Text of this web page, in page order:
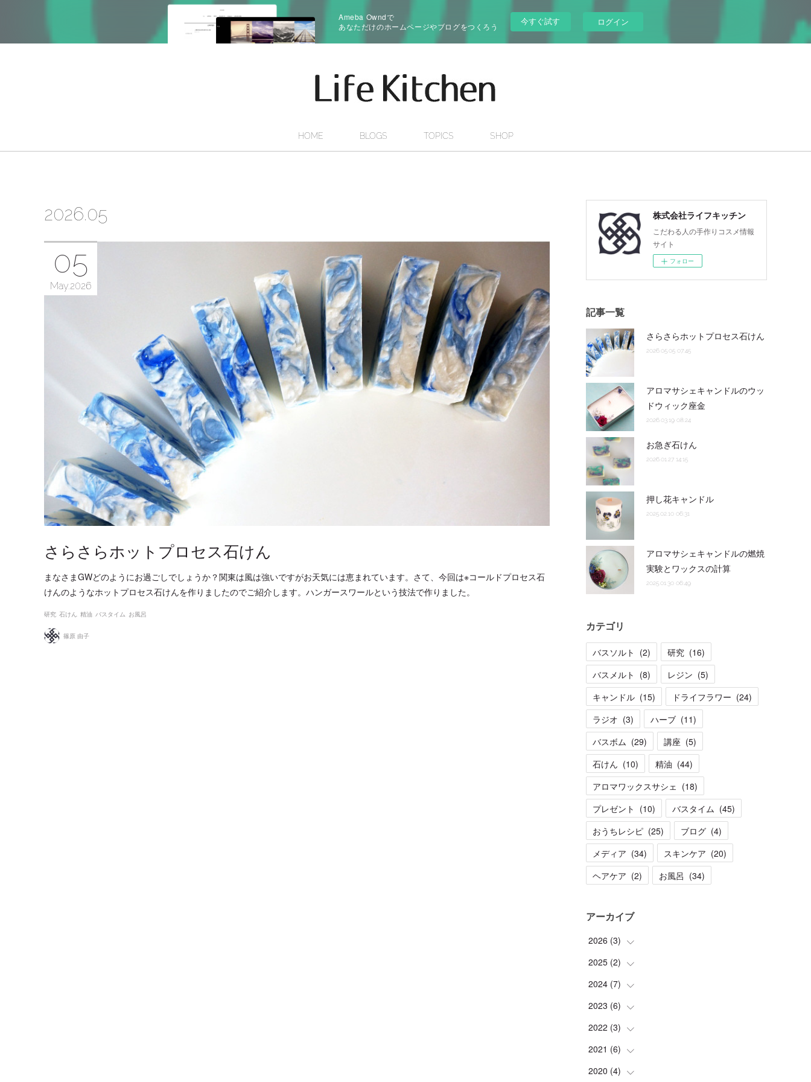
Ameba Owndで
あなただけのホームページやブログをつくろう
今すぐ試す ログイン
HOME BLOGS TOPICS SHOP
2026.05
さらさらホットプロセス石けん
まなさまGWどのようにお過ごしでしょうか？関東は風は強いですがお天気には恵まれています。さて、今回は※コールドプロセス石
けんのようなホットプロセス石けんを作りましたのでご紹介します。ハンガースワールという技法で作りました。
05
May 2026
研究 石けん 精油 バスタイム お風呂
篠原 由子
株式会社ライフキッチン
こだわる人の手作りコスメ情報
サイト
フォロー
記事一覧
さらさらホットプロセス石けん
2026.05.05 07:45
アロマサシェキャンドルのウッ
ドウィック座金
2026.03.19 08:24
お急ぎ石けん
2026.01.27 14:15
押し花キャンドル
2025.02.10 06:31
アロマサシェキャンドルの燃焼
実験とワックスの計算
2025.01.30 06:49
カテゴリ
バスソルト (2) 研究 (16)
バスメルト (8) レジン (5)
キャンドル (15) ドライフラワー (24)
ラジオ (3) ハーブ (11)
バスボム (29) 講座 (5)
石けん (10) 精油 (44)
アロマワックスサシェ (18)
プレゼント (10) バスタイム (45)
おうちレシピ (25) ブログ (4)
メディア (34) スキンケア (20)
ヘアケア (2) お風呂 (34)
アーカイブ
2026 (3)
(1
(1
(1
2025 (2)
(1
(1
2024 (7)
(1
(2
(1
(1
2023 (6)
(1
(1
(2
2022 (3)
(1
(1
2021 (6)
(2
2020 (4)